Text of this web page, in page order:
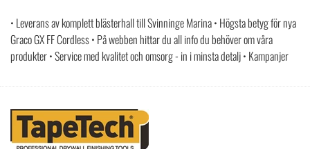
• Leverans av komplett blästerhall till Svinninge Marina • Högsta betyg för nya
Graco GX FF Cordless • På webben hittar du all info du behöver om våra
produkter • Service med kvalitet och omsorg - in i minsta detalj • Kampanjer